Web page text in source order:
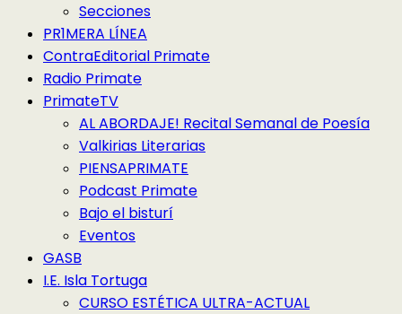
Secciones
PR1MERA LÍNEA
ContraEditorial Primate
Radio Primate
PrimateTV
AL ABORDAJE! Recital Semanal de Poesía
Valkirias Literarias
PIENSAPRIMATE
Podcast Primate
Bajo el bisturí
Eventos
GASB
I.E. Isla Tortuga
CURSO ESTÉTICA ULTRA-ACTUAL